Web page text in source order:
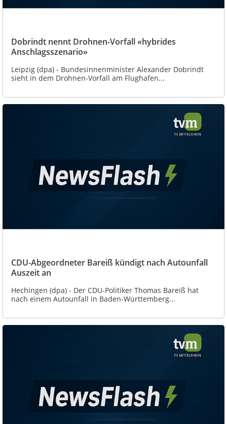
Dobrindt nennt Drohnen-Vorfall «hybrides
Anschlagsszenario»
Leipzig (dpa) - Bundesinnenminister Alexander Dobrindt
sieht in dem Drohnen-Vorfall am Flughafen...
CDU-Abgeordneter Bareiß kündigt nach Autounfall
Auszeit an
Hechingen (dpa) - Der CDU-Politiker Thomas Bareiß hat
nach einem Autounfall in Baden-Württemberg...